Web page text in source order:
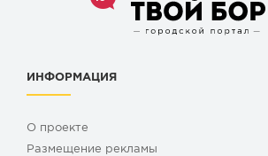
ИНФОРМАЦИЯ
О проекте
Размещение рекламы